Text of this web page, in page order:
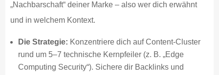
„Nachbarschaft“ deiner Marke – also wer dich erwähnt
und in welchem Kontext.
Die Strategie: Konzentriere dich auf Content-Cluster
rund um 5–7 technische Kernpfeiler (z. B. „Edge
Computing Security“). Sichere dir Backlinks und